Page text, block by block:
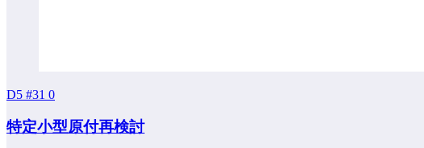
D5 #31 0
特定小型原付再検討